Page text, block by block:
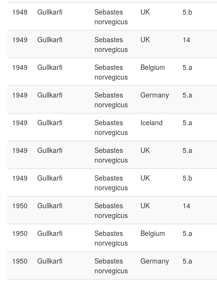
1948 Gullkarfi
Sebastes
norvegicus
UK 5.b
1949 Gullkarfi
Sebastes
norvegicus
UK 14
1949 Gullkarfi
Sebastes
norvegicus
Belgium 5.a
1949 Gullkarfi
Sebastes
norvegicus
Germany 5.a
1949 Gullkarfi
Sebastes
norvegicus
Iceland 5.a
1949 Gullkarfi
Sebastes
norvegicus
UK 5.a
1949 Gullkarfi
Sebastes
norvegicus
UK 5.b
1950 Gullkarfi
Sebastes
norvegicus
UK 14
1950 Gullkarfi
Sebastes
norvegicus
Belgium 5.a
1950 Gullkarfi
Sebastes
norvegicus
Germany 5.a